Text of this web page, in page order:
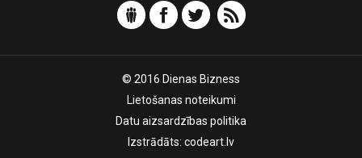
© 2016 Dienas Bizness
Lietošanas noteikumi
Datu aizsardzības politika
Izstrādāts: codeart.lv